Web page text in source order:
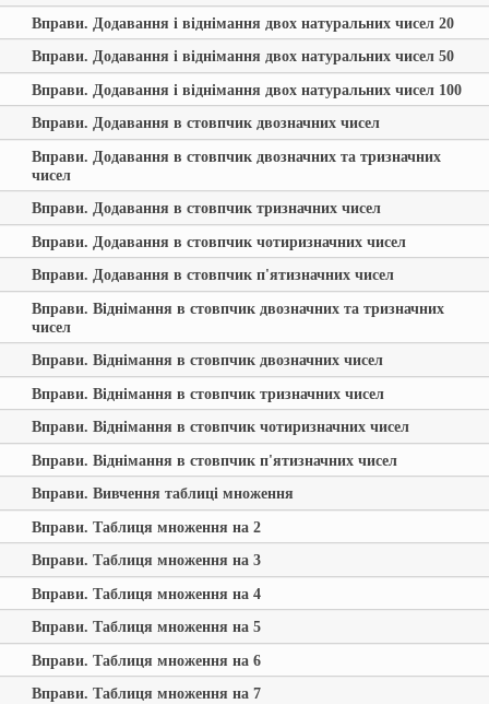
Вправи. Додавання і віднімання двох натуральних чисел 20
Вправи. Додавання і віднімання двох натуральних чисел 50
Вправи. Додавання і віднімання двох натуральних чисел 100
Вправи. Додавання в стовпчик двозначних чисел
Вправи. Додавання в стовпчик двозначних та тризначних
чисел
Вправи. Додавання в стовпчик тризначних чисел
Вправи. Додавання в стовпчик чотиризначних чисел
Вправи. Додавання в стовпчик п'ятизначних чисел
Вправи. Віднімання в стовпчик двозначних та тризначних
чисел
Вправи. Віднімання в стовпчик двозначних чисел
Вправи. Віднімання в стовпчик тризначних чисел
Вправи. Віднімання в стовпчик чотиризначних чисел
Вправи. Віднімання в стовпчик п'ятизначних чисел
Вправи. Вивчення таблиці множення
Вправи. Таблиця множення на 2
Вправи. Таблиця множення на 3
Вправи. Таблиця множення на 4
Вправи. Таблиця множення на 5
Вправи. Таблиця множення на 6
Вправи. Таблиця множення на 7